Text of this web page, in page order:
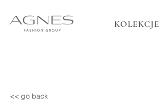
KOLEKCJE
<< go back